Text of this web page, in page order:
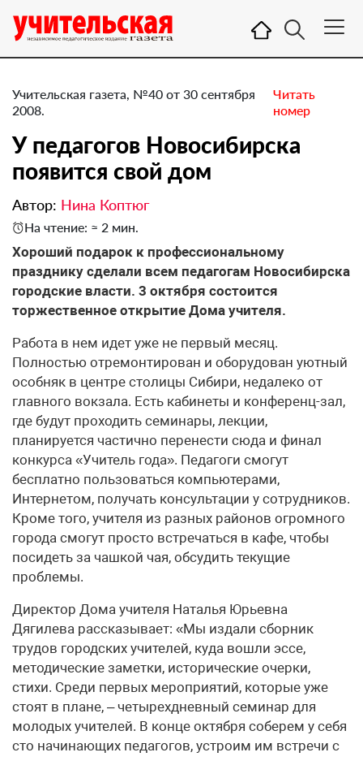
Учительская газета, №40 от 30 сентября
2008.
Читать
номер
У педагогов Новосибирска
появится свой дом
Автор: Нина Коптюг
На чтение: ≈ 2 мин.
Хороший подарок к профессиональному
празднику сделали всем педагогам Новосибирска
городские власти. 3 октября состоится
торжественное открытие Дома учителя.
Работа в нем идет уже не первый месяц.
Полностью отремонтирован и оборудован уютный
особняк в центре столицы Сибири, недалеко от
главного вокзала. Есть кабинеты и конференц-зал,
где будут проходить семинары, лекции,
планируется частично перенести сюда и финал
конкурса «Учитель года». Педагоги смогут
бесплатно пользоваться компьютерами,
Интернетом, получать консультации у сотрудников.
Кроме того, учителя из разных районов огромного
города смогут просто встречаться в кафе, чтобы
посидеть за чашкой чая, обсудить текущие
проблемы.
Директор Дома учителя Наталья Юрьевна
Дягилева рассказывает: «Мы издали сборник
трудов городских учителей, куда вошли эссе,
методические заметки, исторические очерки,
стихи. Среди первых мероприятий, которые уже
стоят в плане, – четырехдневный семинар для
молодых учителей. В конце октября соберем у себя
сто начинающих педагогов, устроим им встречи с